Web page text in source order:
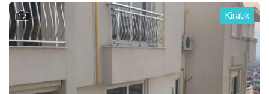
12 Kiralık